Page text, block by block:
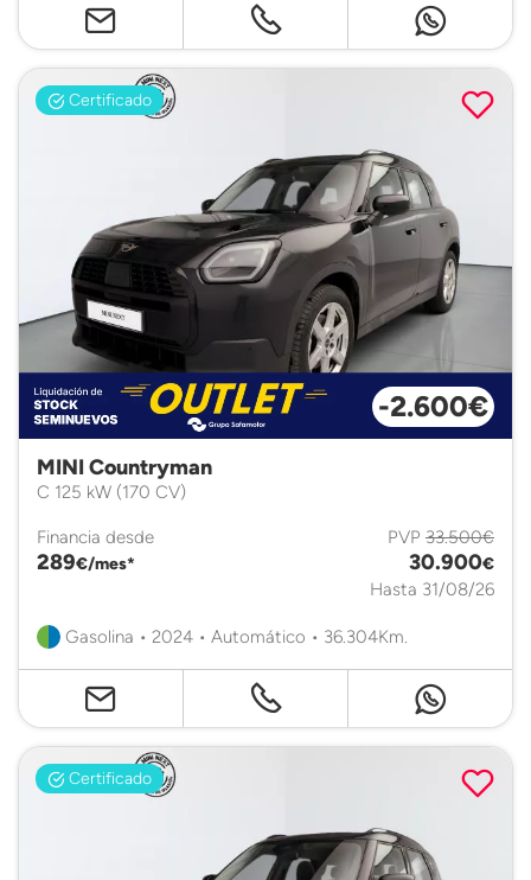
Certificado
-2.600€
MINI Countryman
C 125 kW (170 CV)
Financia desde
289€/mes*
PVP 33.500€
30.900€
Hasta 31/08/26
Gasolina • 2024 • Automático • 36.304Km.
Certificado